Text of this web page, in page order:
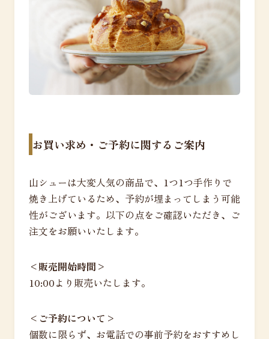
お買い求め・ご予約に関するご案内
山シューは大変人気の商品で、1つ1つ手作りで
焼き上げているため、予約が埋まってしまう可能
性がございます。以下の点をご確認いただき、ご
注文をお願いいたします。
<販売開始時間>
10:00より販売いたします。
<ご予約について>
個数に限らず、お電話での事前予約をおすすめし